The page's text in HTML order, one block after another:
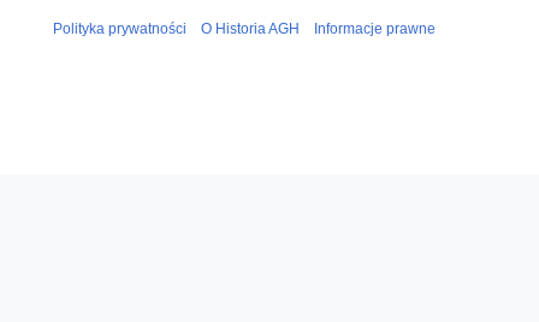
Polityka prywatności O Historia AGH Informacje prawne